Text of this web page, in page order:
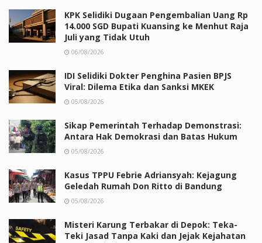
KPK Selidiki Dugaan Pengembalian Uang Rp
14.000 SGD Bupati Kuansing ke Menhut Raja
Juli yang Tidak Utuh
06/08/2026
IDI Selidiki Dokter Penghina Pasien BPJS
Viral: Dilema Etika dan Sanksi MKEK
05/08/2026
Sikap Pemerintah Terhadap Demonstrasi:
Antara Hak Demokrasi dan Batas Hukum
05/08/2026
Kasus TPPU Febrie Adriansyah: Kejagung
Geledah Rumah Don Ritto di Bandung
05/08/2026
Misteri Karung Terbakar di Depok: Teka-
Teki Jasad Tanpa Kaki dan Jejak Kejahatan